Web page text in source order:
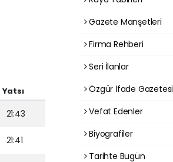
Yatsı
21:43
21:41
Gazete Manşetleri
Firma Rehberi
Seri İlanlar
Özgür İfade Gazetesi
Vefat Edenler
Biyografiler
Tarihte Bugün